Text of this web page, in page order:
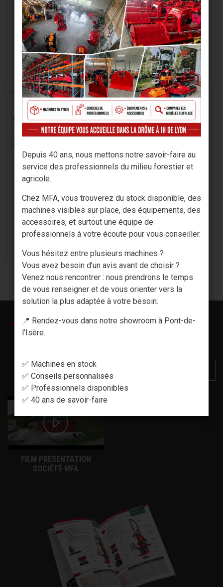
À partir de
149,00 € HT
VOIR LE PRODUIT
À partir de
43,60 € HT
VOIR LE PRODUIT
SANGLE PLATE / ELINGUE
TEXILE
À partir de
17,30 € HT
DÉCOUVREZ NOS PRODUITS EN
VIDÉO
VOIR NOTRE CHAÎNE YOUTUBE
FILM PRÉSENTATION
SOCIÉTÉ MFA
Depuis 40 ans, nous mettons notre savoir-faire au
service des professionnels du milieu forestier et
agricole.
Chez MFA, vous trouverez du stock disponible, des
machines visibles sur place, des équipements, des
accessoires, et surtout une équipe de
professionnels à votre écoute pour vous conseiller.
Vous hésitez entre plusieurs machines ?
Vous avez besoin d’un avis avant de choisir ?
Venez nous rencontrer : nous prendrons le temps
de vous renseigner et de vous orienter vers la
solution la plus adaptée à votre besoin.
📍 Rendez-vous dans notre showroom à Pont-de-
l’Isère.
✅ Machines en stock
✅ Conseils personnalisés
✅ Professionnels disponibles
✅ 40 ans de savoir-faire